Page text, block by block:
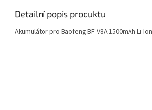
Detailní popis produktu
Akumulátor pro Baofeng BF-V8A 1500mAh Li-Ion